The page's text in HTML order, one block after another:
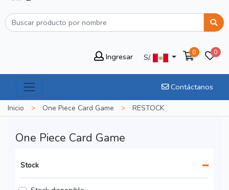
Ingresar S/.
0 0
Contáctanos
Inicio > One Piece Card Game > RESTOCK
One Piece Card Game
Stock